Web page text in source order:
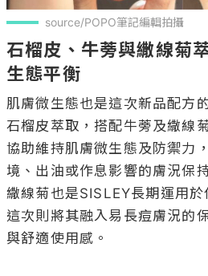
source/POPO筆記編輯拍攝
石榴皮、牛蒡與繖線菊
生態平衡
肌膚微生態也是這次新品配方
石榴皮萃取，搭配牛蒡及繖線
協助維持肌膚微生態及防禦力
境、出油或作息影響的膚況保
繖線菊也是SISLEY長期運用於
這次則將其融入易長痘膚況的
與舒適使用感。